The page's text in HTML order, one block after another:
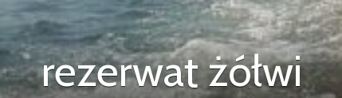
rezerwat żółwi